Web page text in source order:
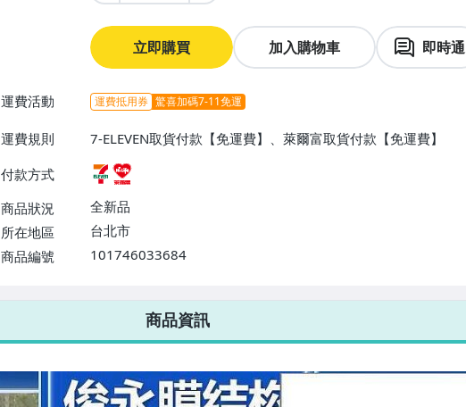
立即購買 加入購物車 即時通
運費活動 運費抵用券 驚喜加碼7-11免運
運費規則
7-ELEVEN取貨付款【免運費】、萊爾富取貨付款【免運費】
付款方式
商品狀況
全新品
所在地區
台北市
商品編號
101746033684
7-ELEVEN 運費只要38元
不限金額、筆數，筆筆優惠無限次！
商品資訊